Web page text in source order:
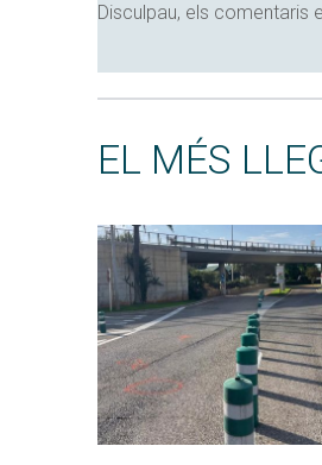
Disculpau, els comentaris
EL MÉS